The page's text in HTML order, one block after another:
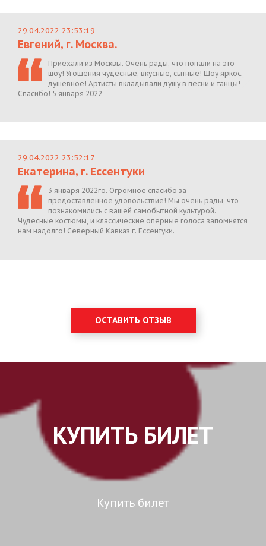
29.04.2022 23:53:19
Евгений, г. Москва.
Приехали из Москвы. Очень рады, что попали на это
шоу! Угощения чудесные, вкусные, сытные! Шоу яркое,
душевное! Артисты вкладывали душу в песни и танцы!
Спасибо! 5 января 2022
29.04.2022 23:52:17
Екатерина, г. Ессентуки
3 января 2022го. Огромное спасибо за
предоставленное удовольствие! Мы очень рады, что
познакомились с вашей самобытной культурой.
Чудесные костюмы, и классические оперные голоса запомнятся
нам надолго! Северный Кавказ г. Ессентуки.
ОСТАВИТЬ ОТЗЫВ
КУПИТЬ БИЛЕТ
Купить билет